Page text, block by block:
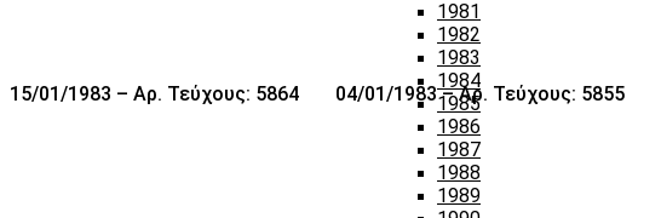
1981
1982
1983
1984
1985
1986
1987
1988
1989
15/01/1983 – Αρ. Τεύχους: 5864 04/01/1983 – Αρ. Τεύχους: 5855